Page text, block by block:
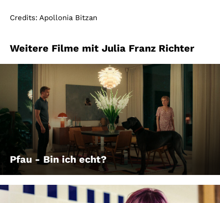
Credits: Apollonia Bitzan
Weitere Filme mit Julia Franz Richter
Pfau - Bin ich echt?